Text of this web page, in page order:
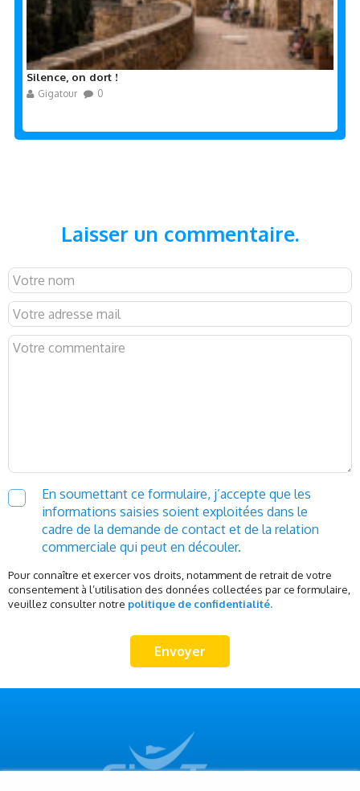
Silence, on dort !
Gigatour 0
Laisser un commentaire.
En soumettant ce formulaire, j’accepte que les
informations saisies soient exploitées dans le
cadre de la demande de contact et de la relation
commerciale qui peut en découler.
Pour connaître et exercer vos droits, notamment de retrait de votre
consentement à l’utilisation des données collectées par ce formulaire,
veuillez consulter notre politique de confidentialité.